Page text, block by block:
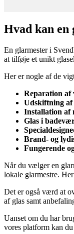
Hvad kan en
En glarmester i
at tilføje et unikt
Her er nogle af de
Reparation af
Udskiftning af
Installation af
Glas i
Brand- og
Fungerende
Når du vælger en
lokale glarmestre.
Det er også værd at
af glas samt
Uanset om du har
vores platform kan